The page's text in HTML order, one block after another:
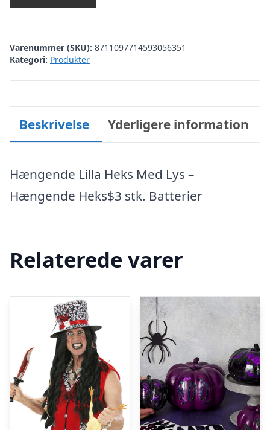
Varenummer (SKU): 8711097714593056351
Kategori: Produkter
Beskrivelse Yderligere information
Hængende Lilla Heks Med Lys –
Hængende Heks$3 stk. Batterier
Relaterede varer